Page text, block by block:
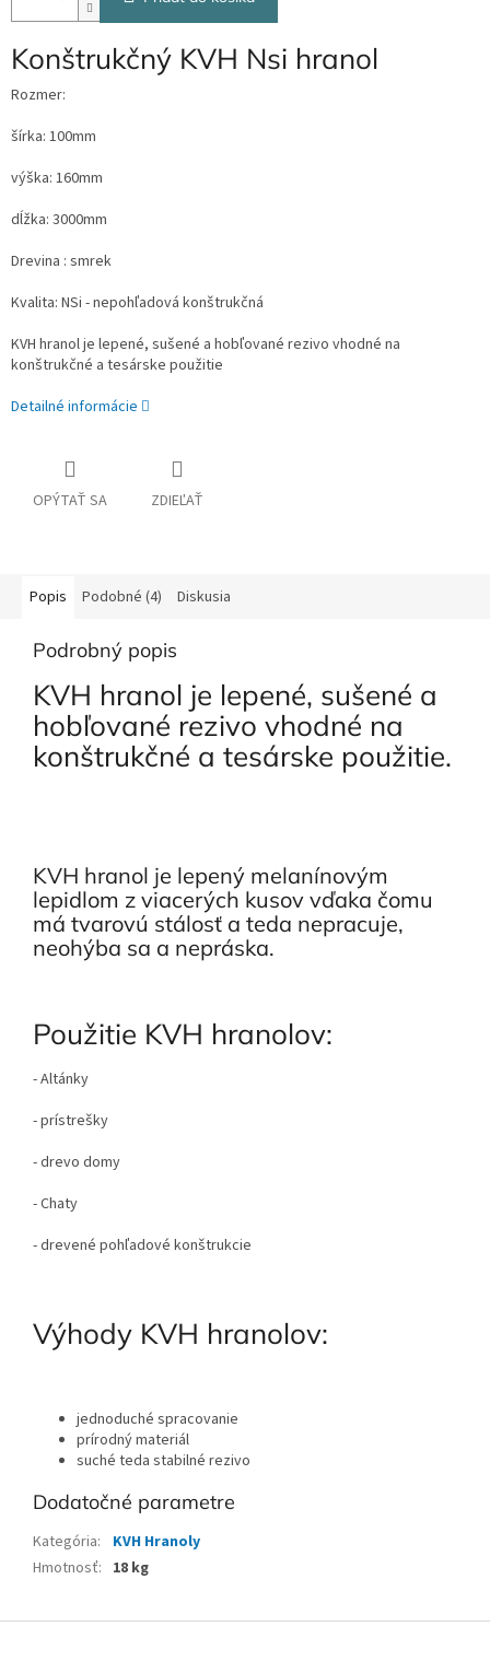
Konštrukčný KVH Nsi hranol
Rozmer:
šírka: 100mm
výška: 160mm
dĺžka: 3000mm
Drevina : smrek
Kvalita: NSi - nepohľadová konštrukčná
KVH hranol je lepené, sušené a hobľované rezivo vhodné na
konštrukčné a tesárske použitie
Detailné informácie
OPÝTAŤ SA ZDIEĽAŤ
Popis Podobné (4) Diskusia
Podrobný popis
KVH hranol je lepené, sušené a
hobľované rezivo vhodné na
konštrukčné a tesárske použitie.
KVH hranol je lepený melanínovým
lepidlom z viacerých kusov vďaka čomu
má tvarovú stálosť a teda nepracuje,
neohýba sa a nepráska.
Použitie KVH hranolov:
- Altánky
- prístrešky
- drevo domy
- Chaty
- drevené pohľadové konštrukcie
Výhody KVH hranolov:
jednoduché spracovanie
prírodný materiál
suché teda stabilné rezivo
Dodatočné parametre
Kategória:
KVH Hranoly
Hmotnosť: 18 kg
Z